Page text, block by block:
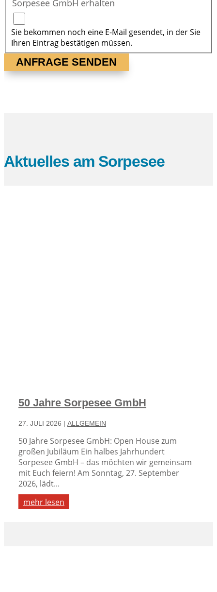
Sorpesee GmbH erhalten
Sie bekommen noch eine E-Mail gesendet, in der Sie
Ihren Eintrag bestätigen müssen.
ANFRAGE SENDEN
Aktuelles am Sorpesee
50 Jahre Sorpesee GmbH
27. JULI 2026 | ALLGEMEIN
50 Jahre Sorpesee GmbH: Open House zum
großen Jubiläum Ein halbes Jahrhundert
Sorpesee GmbH – das möchten wir gemeinsam
mit Euch feiern! Am Sonntag, 27. September
2026, lädt...
mehr lesen